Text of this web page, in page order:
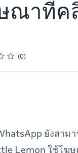
ณาที่ค
0
ยังสามา
Lemon ใช้โฆ